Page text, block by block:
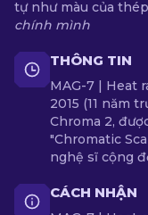
tự như màu của
chính mình
THÔNG TIN
MAG-7 | Heat
2015 (11 năm
Chroma 2,
"Chromatic
nghệ sĩ cộng
CÁCH NHẬN